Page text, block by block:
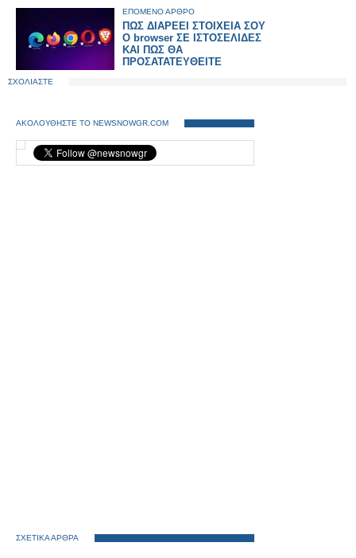
ΕΠΟΜΕΝΟ ΑΡΘΡΟ
ΠΩΣ ΔΙΑΡΕΕΙ ΣΤΟΙΧΕΙΑ ΣΟΥ
Ο browser ΣΕ ΙΣΤΟΣΕΛΙΔΕΣ
ΚΑΙ ΠΩΣ ΘΑ
ΠΡΟΣΑΤΑΤΕΥΘΕΙΤΕ
ΣΧΟΛΙΑΣΤΕ
ΑΚΟΛΟΥΘΗΣΤΕ ΤΟ NEWSNOWGR.COM
ΣΧΕΤΙΚΑ ΑΡΘΡΑ